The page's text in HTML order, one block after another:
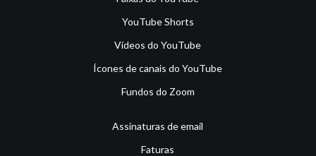
YouTube Shorts
Vídeos do YouTube
Ícones de canais do YouTube
Fundos do Zoom
Assinaturas de email
Faturas